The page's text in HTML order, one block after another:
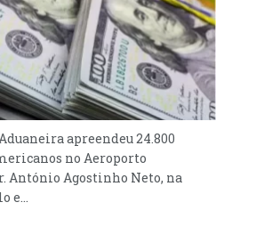
apreendeu 24.800
no Aeroporto
António Agostinho Neto, na
e...